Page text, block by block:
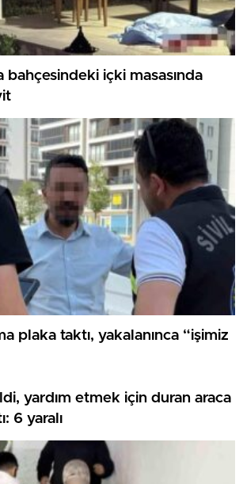
bahçesindeki içki masasında
plaka taktı, yakalanınca “işimiz
yardım etmek için duran araca
6 yaralı